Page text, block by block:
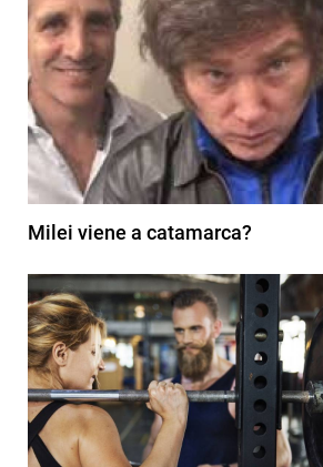
Milei viene a catamarca?